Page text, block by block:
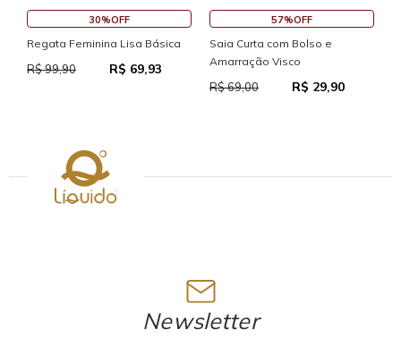
30%OFF
Regata Feminina Lisa Básica
R$ 99,90 R$ 69,93
57%OFF
Saia Curta com Bolso e
Amarração Visco
R$ 69,00 R$ 29,90
Newsletter